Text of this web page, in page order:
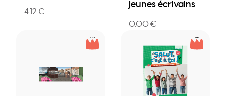
4.12 €
jeunes écrivains
0.00 €